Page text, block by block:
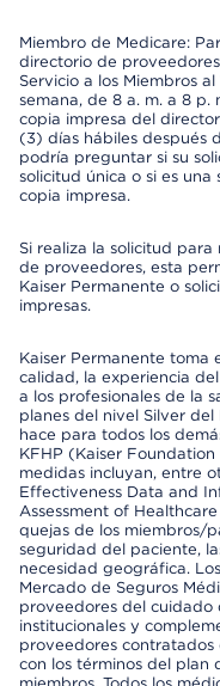
Miembro de Medicare:
directorio de
Servicio a los Miembros
semana, de 8 a. m. a 8 p.
copia impresa del
(3) días hábiles después
podría preguntar si su
solicitud única o si es
copia impresa.
Si realiza la solicitud
de proveedores, esta
Kaiser Permanente o
impresas.
Kaiser Permanente toma
calidad, la experiencia
a los profesionales de la
planes del nivel Silver del
hace para todos los
KFHP (Kaiser
medidas incluyan, entre
Effectiveness Data and
Assessment of
quejas de los miembros/
seguridad del paciente,
necesidad geográfica.
Mercado de Seguros
proveedores del cuidado
institucionales y
proveedores contratados
con los términos del plan